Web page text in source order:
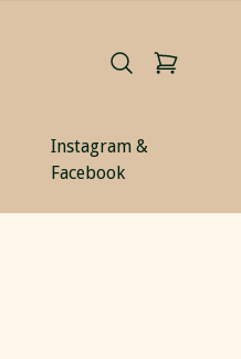
Instagram &
Facebook